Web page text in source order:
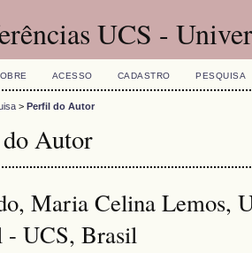
UCS -
ACESSO CADASTRO PESQUISA
> Perfil do Autor
Autor
Maria Celina Lemos,
- UCS, Brasil